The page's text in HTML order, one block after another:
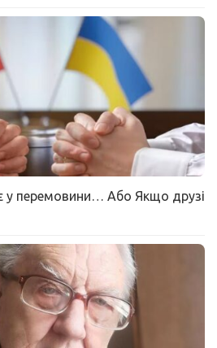
у перемовини… Або Якщо друзі